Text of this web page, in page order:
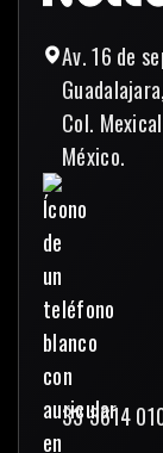
Av. 16 de
Guadalajara,
Col.
México.
33 3614